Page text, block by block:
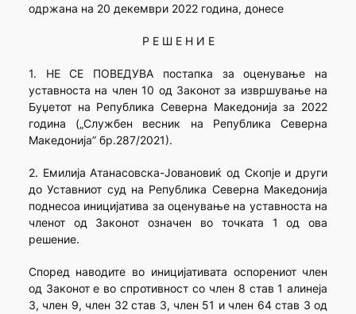
одржана на 20 декември 2022 година, донесе
Р Е Ш Е Н И Е
1. НЕ СЕ ПОВЕДУВА постапка за оценување на
уставноста на член 10 од Законот за извршување на
Буџетот на Република Северна Македонија за 2022
година („Службен весник на Република Северна
Македонија” бр.287/2021).
2. Емилија Атанасовска-Јовановиќ од Скопје и други
до Уставниот суд на Република Северна Македонија
поднесоа иницијатива за оценување на уставноста на
членот од Законот означен во точката 1 од ова
решение.
Според наводите во иницијативата оспорениот член
од Законот е во спротивност со член 8 став 1 алинеја
3, член 9, член 32 став 3, член 51 и член 64 став 3 од